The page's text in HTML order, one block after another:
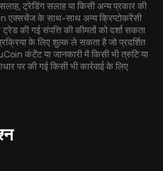
ट्रेडिंग सलाह या किसी अन्य प्रकार की
एक्सचेंज के साथ-साथ अन्य क्रिप्टोकरेंसी
की गई संपत्ति की कीमतों को दर्शा सकता
के लिए शुल्क ले सकता है जो प्रदर्शित
कंटेंट या जानकारी में किसी भी त्रुटि या
पर की गई किसी भी कार्रवाई के लिए